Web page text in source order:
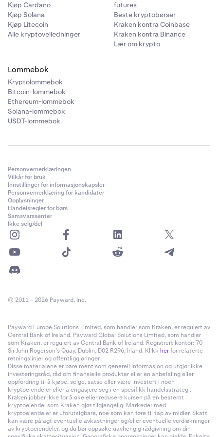
Bokmerk
id.kraken.com/sign-infor å unngå å
bruke søkemotorer for å navigere til nettstedet
vårt.
passnøkler motstandsdyktige mot phishing.
Del aldri innloggingsdetaljene dine med noen.
Kraken Support Team vil aldri be om passordet
ditt eller om å installere programvare fra
tredjeparter.
8 Bruk kun Krakens offisielle apper
mobilapper som bruker Krakens navn eller ber om
dine Kraken-detaljer er former for phishing.
Kjøp Cardano
Kjøp Solana
Kjøp Litecoin
Alle kryptoveiledninger
futures
Beste kryptobørser
Kraken kontra Coinbase
Kraken kontra Binance
Lær om krypto
Lommebok
Kryptolommebok
Bitcoin-lommebok
Ethereum-lommebok
Solana-lommebok
USDT-lommebok
Personvernerklæringen
Vilkår for bruk
Innstillinger for informasjonskapsler
Personvernerklæring for kandidater
Opplysninger
Handelsregler for børs
Samsvarssenter
Ikke selg/del
© 2011 – 2026 Payward, Inc.
Payward Europe Solutions Limited, som handler som Kraken, er regulert av
Central Bank of Ireland. Payward Global Solutions Limited, som handler
som Kraken, er regulert av Central Bank of Ireland. Registrert kontor: 70
Sir John Rogerson’s Quay, Dublin, D02 R296, Irland. Klikk herfor relaterte
retningslinjer og offentliggjøringer.
Disse materialene er bare ment som generell informasjon og utgjør ikke
investeringsråd, råd om finansielle produkter eller en anbefaling eller
oppfordring til å kjøpe, selge, satse eller være investert i noen
kryptoeiendeler eller å engasjere seg i en spesifikk handelsstrategi.
Kraken jobber ikke for å øke eller redusere kursen på en bestemt
kryptoeiendel som Kraken gjør tilgjengelig. Markeder med
kryptoeiendeler er uforutsigbare, noe som kan føre til tap av midler. Skatt
kan være pålagt eventuelle avkastninger og/eller eventuelle verdiøkninger
av kryptoeiendeler, og du bør oppsøke uavhengig rådgivning om din